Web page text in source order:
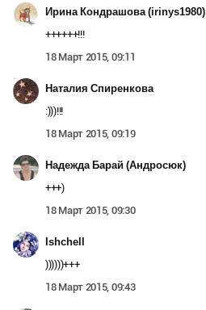
Ирина Кондрашова (irinys1980)
++++++!!!
18 Март 2015, 09:11
Наталия Спиренкова
:)))!!!
18 Март 2015, 09:19
Надежда Барай (Андросюк)
+++)
18 Март 2015, 09:30
Ishchell
))))))+++
18 Март 2015, 09:43